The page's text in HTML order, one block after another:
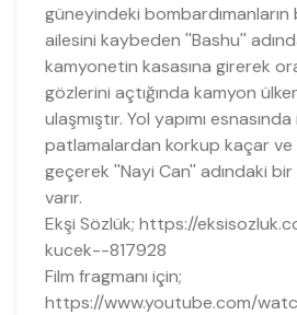
güneyindeki
ailesini kaybeden ''Bashu''
kamyonetin kasasına girerek
gözlerini açtığında kamyon
ulaşmıştır. Yol yapımı
patlamalardan korkup kaçar ve
geçerek ''Nayi Can'' adındaki bir
varır.
Ekşi Sözlük; https://
kucek--817928
Film fragmanı için;
https://www.youtube.com/